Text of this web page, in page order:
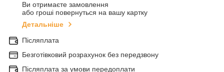
Ви отримаєте замовлення
або гроші повернуться на вашу картку
Детальніше
Післяплата
Безготівковий розрахунок без передзвону
Післяплата за умови передоплати